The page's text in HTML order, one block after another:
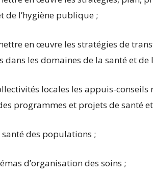
de l’hygiène publique ;
en œuvre les stratégies de
dans les domaines de la santé et de
locales les appuis-conseils
programmes et projets de santé
des populations ;
d’organisation des soins ;